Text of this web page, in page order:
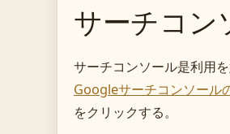
サーチコン
サーチコンソール是利用
Googleサーチコンソール
をクリックする。